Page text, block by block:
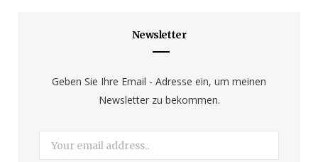
k
a
g
r
a
Newsletter
Geben Sie Ihre Email - Adresse ein, um meinen
Newsletter zu bekommen.